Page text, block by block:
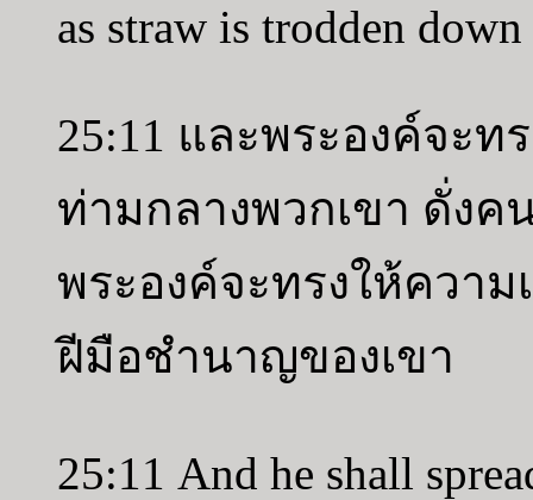
as straw is trodden
25:11 และพระองค์จะท
ท่ามกลางพวกเขา ดั่งค
พระองค์จะทรงให้ควา
ฝีมือชำนาญของเขา
25:11 And he shall